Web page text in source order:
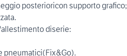
posterioricon supporto grafico;
diserie:
pneumatici(Fix&Go).